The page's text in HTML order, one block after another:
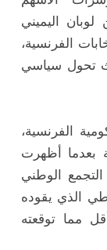
اليميني
الفرنسية،
تحول سياسي
الفرنسية،
بعدما أظهرت
الوطني
الذي يقوده
مما توقعته